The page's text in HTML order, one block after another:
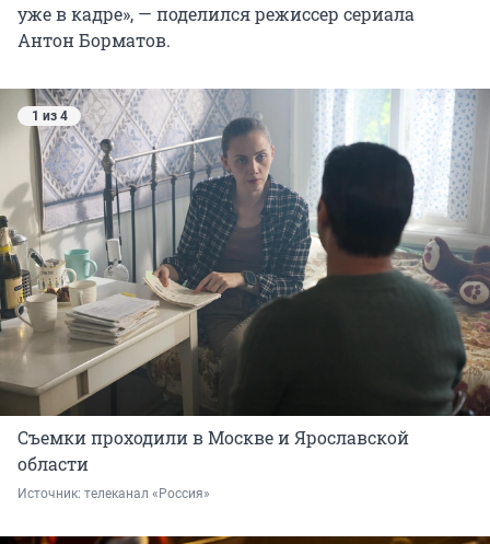
уже в кадре», — поделился режиссер сериала
Антон Борматов.
1 из 4
Съемки проходили в Москве и Ярославской
области
Источник: телеканал «Россия»